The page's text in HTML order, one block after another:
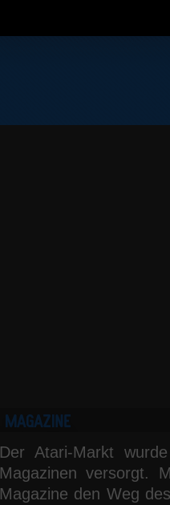
Der Atari-Markt
Magazinen versorgt.
Magazine den Weg